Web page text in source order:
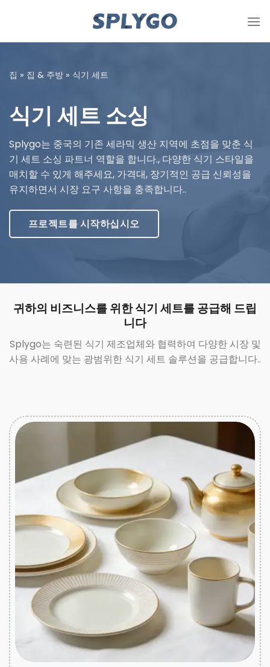
집 » 집 & 주방 » 식기 세트
식기 세트 소싱
Splygo는 중국의 기존 세라믹 생산 지역에 초점을 맞춘 식
기 세트 소싱 파트너 역할을 합니다., 다양한 식기 스타일을
매치할 수 있게 해주세요, 가격대, 장기적인 공급 신뢰성을
유지하면서 시장 요구 사항을 충족합니다..
프로젝트를 시작하십시오
귀하의 비즈니스를 위한 식기 세트를 공급해 드립
니다
Splygo는 숙련된 식기 제조업체와 협력하여 다양한 시장 및
사용 사례에 맞는 광범위한 식기 세트 솔루션을 공급합니다..